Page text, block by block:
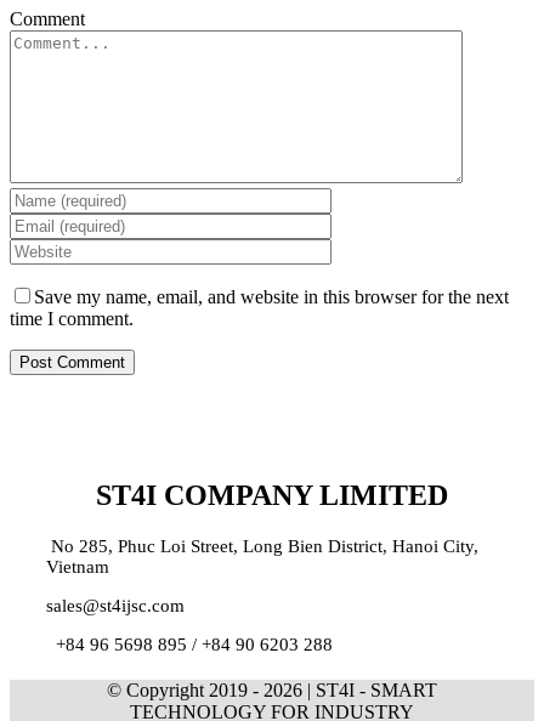
Comment
Save my name, email, and website in this browser for the next
time I comment.
ST4I COMPANY LIMITED
No 285, Phuc Loi Street, Long Bien District, Hanoi City,
Vietnam
sales@st4ijsc.com
+84 96 5698 895 / +84 90 6203 288
© Copyright 2019 - 2026 | ST4I - SMART
TECHNOLOGY FOR INDUSTRY